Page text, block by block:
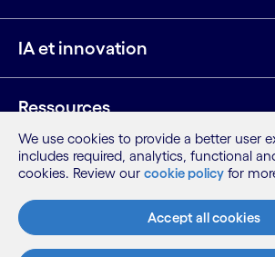
IA et innovation
Ressources
Instagram
Youtube
Plan du site
Conditions
Avis de confidentialité
We use cookies to provide a better user
includes required, analytics, functional
cookies. Review our cookie policy for
Accept all cookies